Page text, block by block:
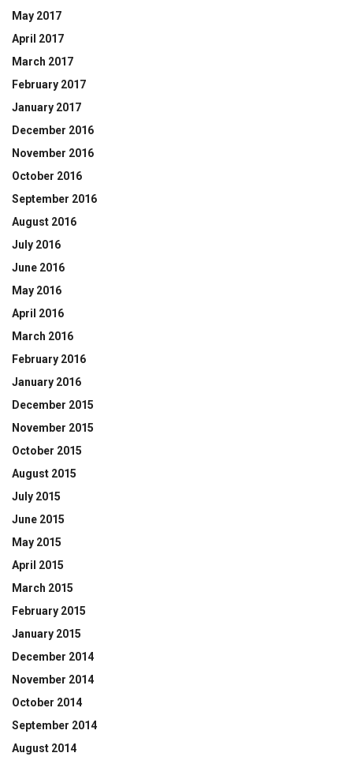
May 2017
April 2017
March 2017
February 2017
January 2017
December 2016
November 2016
October 2016
September 2016
August 2016
July 2016
June 2016
May 2016
April 2016
March 2016
February 2016
January 2016
December 2015
November 2015
October 2015
August 2015
July 2015
June 2015
May 2015
April 2015
March 2015
February 2015
January 2015
December 2014
November 2014
October 2014
September 2014
August 2014